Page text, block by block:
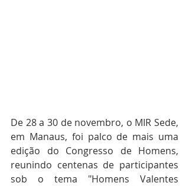
De 28 a 30 de novembro, o MIR Sede,
em Manaus, foi palco de mais uma
edição do Congresso de Homens,
reunindo centenas de participantes
sob o tema "Homens Valentes